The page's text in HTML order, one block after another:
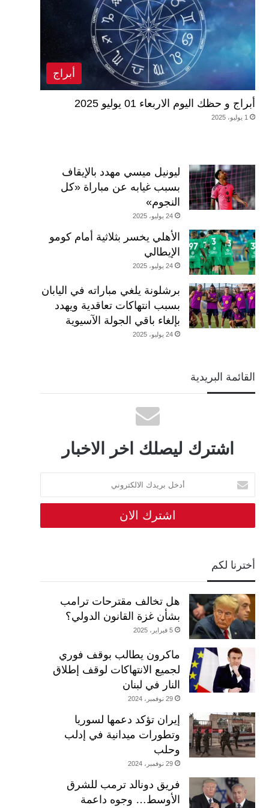
أبراج
أبراج و حظك اليوم الاربعاء 01 يوليو 2025
1 يوليو، 2025
ليونيل ميسي مهدد بالإيقاف
بسبب غيابه عن مباراة «كل
النجوم»
24 يوليو، 2025
الأهلي يخسر بثلاثية أمام كومو
الإيطالي
24 يوليو، 2025
برشلونة يلغي مباراته في اليابان
بسبب انتهاكات تعاقدية ويهدد
بإلغاء باقي الجولة الآسيوية
24 يوليو، 2025
القائمة البريدية
اشترك ليصلك اخر الاخبار
أدخل
بريدك
الالكتروني
أخترنا لكم
هل تخالف مقترحات ترامب
بشأن غزة القانون الدولي؟
5 فبراير، 2025
ماكرون يطالب بوقف فوري
لجميع الانتهاكات لوقف إطلاق
النار في لبنان
29 نوفمبر، 2024
إيران تؤكد دعمها لسوريا
وتطورات ميدانية في إدلب
وحلب
29 نوفمبر، 2024
فريق دونالد ترمب للشرق
الأوسط… وجوه داعمة